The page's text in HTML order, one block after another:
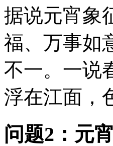
据说元宵象
福、万事如
不一。一说
浮在江面，
问题2：元